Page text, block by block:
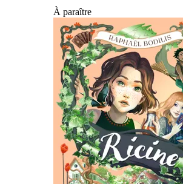
À paraître